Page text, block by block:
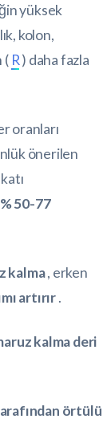
yüksek
kolon,
( R) daha fazla
oranları
önerilen
% 50-77
kalma, erken
artırır.
kalma deri
örtülü